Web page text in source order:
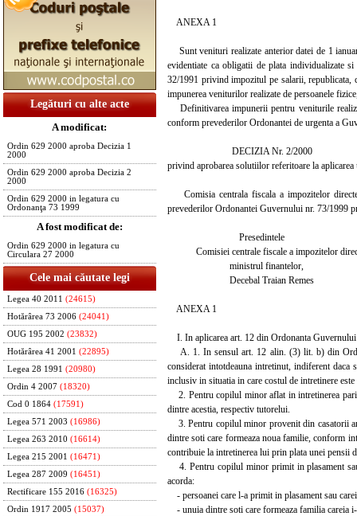
Legături cu alte acte
A modificat:
Ordin 629 2000 aproba Decizia 1
2000
Ordin 629 2000 aproba Decizia 2
2000
Ordin 629 2000 in legatura cu
Ordonanţa 73 1999
A fost modificat de:
Ordin 629 2000 in legatura cu
Circulara 27 2000
Cele mai căutate legi
Legea 40 2011 (24615)
Hotărârea 73 2006 (24041)
OUG 195 2002 (23832)
Hotărârea 41 2001 (22895)
Legea 28 1991 (20980)
Ordin 4 2007 (18320)
Cod 0 1864 (17591)
Legea 571 2003 (16986)
Legea 263 2010 (16614)
Legea 215 2001 (16471)
Legea 287 2009 (16451)
Rectificare 155 2016 (16325)
Ordin 1917 2005 (15037)
ANEXA 1
Sunt venituri realizate anterior datei de 1
evidentiate ca obligatii de plata individualizate
32/1991 privind impozitul pe salarii, republicata,
impunerea veniturilor realizate de persoanele
Definitivarea impunerii pentru veniturile
conform prevederilor Ordonantei de urgenta a
DECIZIA Nr. 2/2000
privind aprobarea solutiilor referitoare la
Comisia centrala fiscala a impozitelor
prevederilor Ordonantei Guvernului nr. 73/1999
Presedintele
Comisiei centrale fiscale a impozitelor
ministrul finantelor,
Decebal Traian Remes
ANEXA 1
I. In aplicarea art. 12 din Ordonanta
A. 1. In sensul art. 12 alin. (3) lit. b) din
considerat intotdeauna intretinut, indiferent daca
inclusiv in situatia in care costul de intretinere este
2. Pentru copilul minor aflat in intretinerea
dintre acestia, respectiv tutorelui.
3. Pentru copilul minor provenit din casatorii
dintre soti care formeaza noua familie, conform
contribuie la intretinerea lui prin plata unei pensii
4. Pentru copilul minor primit in plasament
acorda:
- persoanei care l-a primit in plasament sau
- unuia dintre soti care formeaza familia careia